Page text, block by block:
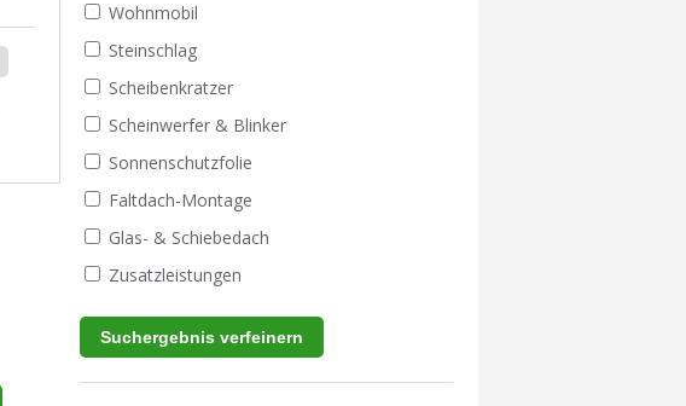
Wohnmobil
Steinschlag
Scheibenkratzer
Scheinwerfer & Blinker
Sonnenschutzfolie
Faltdach-Montage
Glas- & Schiebedach
Zusatzleistungen